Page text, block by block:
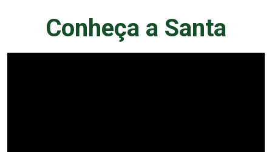
Conheça a Santa